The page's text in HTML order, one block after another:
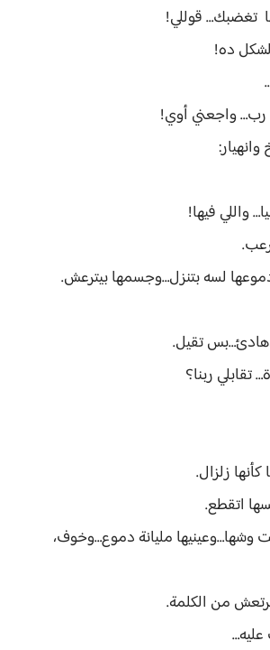
تغضبك… قوللي!
ده!
رب… واجعني أوي!
واللي فيها!
لسه بتنزل…وجسمها بيترعش.
تقيل.
ربنا؟
زلزال.
اتقطع.
مليانة دموع…وخوف،
من الكلمة.